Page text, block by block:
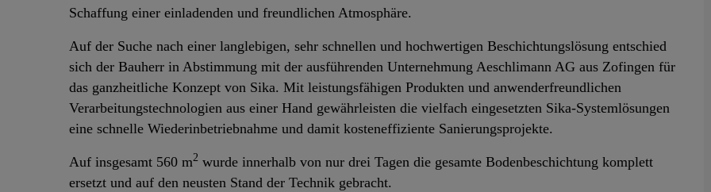
Schaffung einer einladenden und freundlichen Atmosphäre.
Auf der Suche nach einer langlebigen, sehr schnellen und hochwertigen Beschichtungslösung entschied
sich der Bauherr in Abstimmung mit der ausführenden Unternehmung Aeschlimann AG aus Zofingen für
das ganzheitliche Konzept von Sika. Mit leistungsfähigen Produkten und anwenderfreundlichen
Verarbeitungstechnologien aus einer Hand gewährleisten die vielfach eingesetzten Sika-Systemlösungen
eine schnelle Wiederinbetriebnahme und damit kosteneffiziente Sanierungsprojekte.
Auf insgesamt 560 m2 wurde innerhalb von nur drei Tagen die gesamte Bodenbeschichtung komplett
ersetzt und auf den neusten Stand der Technik gebracht.